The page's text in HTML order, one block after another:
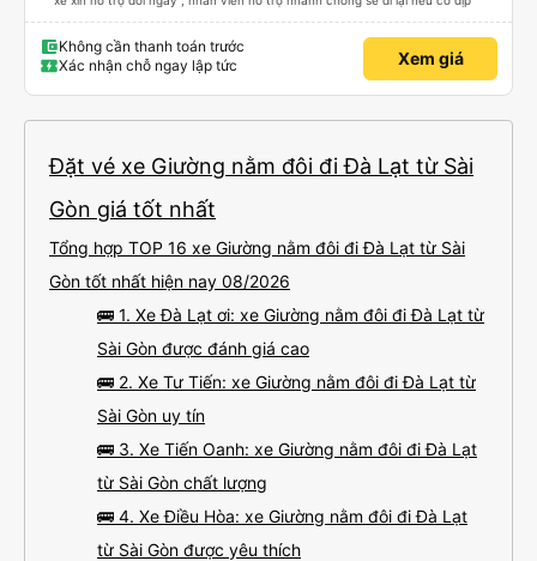
Không cần thanh toán trước
Xác nhận chỗ ngay lập tức
Xem giá
Đặt vé xe Giường nằm đôi đi Đà Lạt từ Sài
Gòn giá tốt nhất
Tổng hợp TOP 16 xe Giường nằm đôi đi Đà Lạt từ Sài
Gòn tốt nhất hiện nay 08/2026
🚌 1. Xe Đà Lạt ơi: xe Giường nằm đôi đi Đà Lạt từ
Sài Gòn được đánh giá cao
🚌 2. Xe Tư Tiến: xe Giường nằm đôi đi Đà Lạt từ
Sài Gòn uy tín
🚌 3. Xe Tiến Oanh: xe Giường nằm đôi đi Đà Lạt
từ Sài Gòn chất lượng
🚌 4. Xe Điều Hòa: xe Giường nằm đôi đi Đà Lạt
từ Sài Gòn được yêu thích